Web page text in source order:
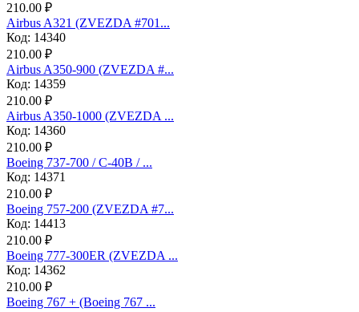
210.00 ₽
Аirbus A321 (ZVEZDA #701...
Код: 14340
210.00 ₽
Airbus A350-900 (ZVEZDA #...
Код: 14359
210.00 ₽
Airbus A350-1000 (ZVEZDA ...
Код: 14360
210.00 ₽
Boeing 737-700 / C-40B / ...
Код: 14371
210.00 ₽
Boeing 757-200 (ZVEZDA #7...
Код: 14413
210.00 ₽
Boeing 777-300ER (ZVEZDA ...
Код: 14362
210.00 ₽
Boeing 767 + (Boeing 767 ...